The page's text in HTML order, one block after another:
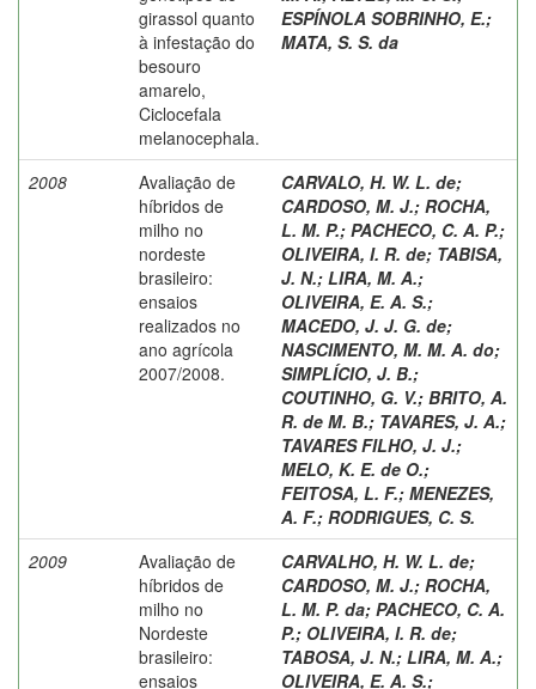
girassol quanto
à infestação do
besouro
amarelo,
Ciclocefala
melanocephala.
ESPÍNOLA SOBRINHO, E.;
MATA, S. S. da
2008
Avaliação de
híbridos de
milho no
nordeste
brasileiro:
ensaios
realizados no
ano agrícola
2007/2008.
CARVALO, H. W. L. de;
CARDOSO, M. J.; ROCHA,
L. M. P.; PACHECO, C. A. P.;
OLIVEIRA, I. R. de; TABISA,
J. N.; LIRA, M. A.;
OLIVEIRA, E. A. S.;
MACEDO, J. J. G. de;
NASCIMENTO, M. M. A. do;
SIMPLÍCIO, J. B.;
COUTINHO, G. V.; BRITO, A.
R. de M. B.; TAVARES, J. A.;
TAVARES FILHO, J. J.;
MELO, K. E. de O.;
FEITOSA, L. F.; MENEZES,
A. F.; RODRIGUES, C. S.
2009
Avaliação de
híbridos de
milho no
Nordeste
brasileiro:
ensaios
CARVALHO, H. W. L. de;
CARDOSO, M. J.; ROCHA,
L. M. P. da; PACHECO, C. A.
P.; OLIVEIRA, I. R. de;
TABOSA, J. N.; LIRA, M. A.;
OLIVEIRA, E. A. S.;